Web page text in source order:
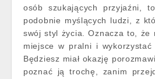
osób szukających przyjaźni,
podobnie myślących ludzi, z
swój styl życia. Oznacza to, że
miejsce w pralni i
Będziesz miał okazję
poznać ją trochę, zanim